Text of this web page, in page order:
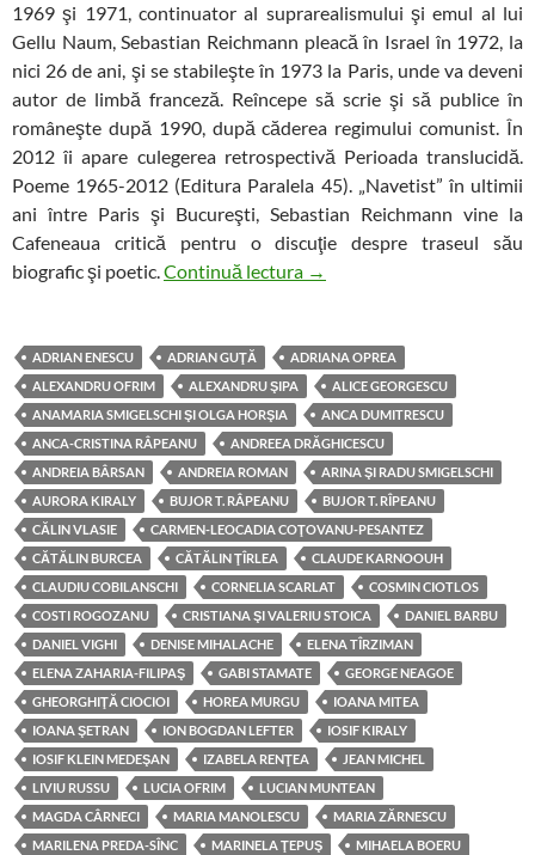
1969 şi 1971, continuator al suprarealismului şi emul al lui
Gellu Naum, Sebastian Reichmann pleacă în Israel în 1972, la
nici 26 de ani, şi se stabileşte în 1973 la Paris, unde va deveni
autor de limbă franceză. Reîncepe să scrie şi să publice în
româneşte după 1990, după căderea regimului comunist. În
2012 îi apare culegerea retrospectivă Perioada translucidă.
Poeme 1965-2012 (Editura Paralela 45). „Navetist” în ultimii
ani între Paris şi Bucureşti, Sebastian Reichmann vine la
Cafeneaua critică pentru o discuţie despre traseul său
biografic şi poetic.Continuă lectura Un poet româno-francez la
→
ADRIAN ENESCU ADRIAN GUŢĂ
ADRIANA OPREA
ALEXANDRU OFRIM
ALEXANDRU ŞIPA
ALICE GEORGESCU
ANAMARIA SMIGELSCHI ŞI OLGA HORŞIA
ANCA DUMITRESCU
ANCA-CRISTINA RÂPEANU
ANDREEA DRĂGHICESCU
ANDREIA BÂRSAN
ANDREIA ROMAN
ARINA ŞI RADU SMIGELSCHI
AURORA KIRALY
BUJOR T. RÂPEANU
BUJOR T. RÎPEANU
CĂLIN VLASIE
CARMEN-LEOCADIA COŢOVANU-PESANTEZ
CĂTĂLIN BURCEA
CĂTĂLIN ŢÎRLEA
CLAUDE KARNOOUH
CLAUDIU COBILANSCHI
CORNELIA SCARLAT
COSMIN CIOTLOS
COSTI ROGOZANU
CRISTIANA ŞI VALERIU STOICA
DANIEL BARBU
DANIEL VIGHI
DENISE MIHALACHE
ELENA TÎRZIMAN
ELENA ZAHARIA-FILIPAŞ
GABI STAMATE
GEORGE NEAGOE
GHEORGHIŢĂ CIOCIOI
HOREA MURGU
IOANA MITEA
IOANA ŞETRAN
ION BOGDAN LEFTER
IOSIF KIRALY
IOSIF KLEIN MEDEŞAN
IZABELA RENŢEA
JEAN MICHEL
LIVIU RUSSU
LUCIA OFRIM
LUCIAN MUNTEAN
MAGDA CÂRNECI
MARIA MANOLESCU
MARIA ZĂRNESCU
MARILENA PREDA-SÎNC
MARINELA ŢEPUŞ
MIHAELA BOERU